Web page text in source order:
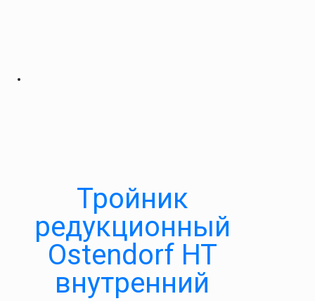
Тройник
редукционный
Ostendorf HT
внутренний